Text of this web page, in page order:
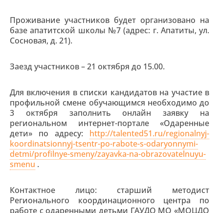
Проживание участников будет организовано на
базе апатитской школы №7 (адрес: г. Апатиты, ул.
Сосновая, д. 21).
Заезд участников – 21 октября до 15.00.
Для включения в списки кандидатов на участие в
профильной смене обучающимся необходимо до
3 октября заполнить онлайн заявку на
региональном интернет-портале «Одаренные
дети» по адресу: http://talented51.ru/regionalnyj-
koordinatsionnyj-tsentr-po-rabote-s-odaryonnymi-
detmi/profilnye-smeny/zayavka-na-obrazovatelnuyu-
smenu .
Контактное лицо: старший методист
Регионального координационного центра по
работе с одаренными детьми ГАУДО МО «МОЦДО